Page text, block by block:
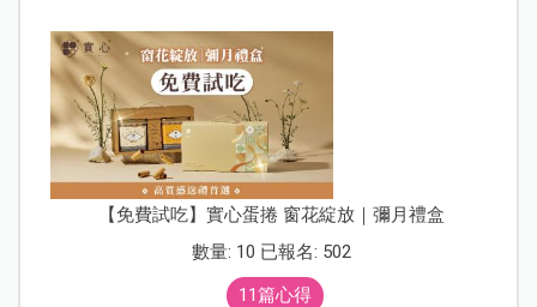
【免費試吃】實心蛋捲 窗花綻放｜彌月禮盒
數量: 10 已報名: 502
11篇心得